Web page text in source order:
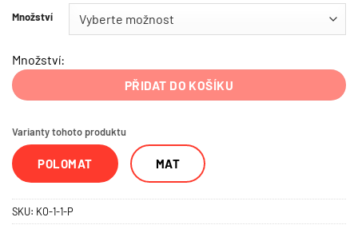
Množství
Množství:
PŘIDAT DO KOŠÍKU
Varianty tohoto produktu
POLOMAT MAT
SKU: KO-1-1-P